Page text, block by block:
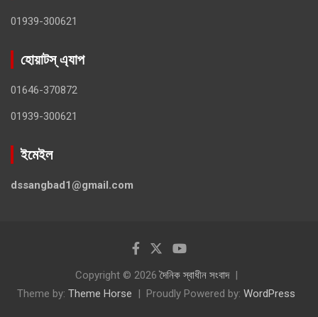
01939-300621
হোয়াটস্ এ্যাপ
01646-370872
01939-300621
ইমেইল
dssangbad1@gmail.com
Copyright © 2026দৈনিক স্বাধীন সংবাদ
Theme by: Theme Horse Proudly Powered by: WordPress